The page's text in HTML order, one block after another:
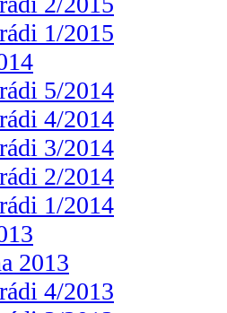
1/2015
5/2014
4/2014
3/2014
2/2014
1/2014
2013
4/2013